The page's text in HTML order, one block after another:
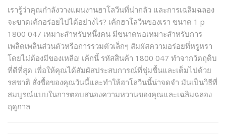
เรารู้ว่าคุณกำลังวางแผนงานฮาโลวีนที่น่ากลัว และการเฉลิมฉลอง
จะขาดเค้กอร่อยไปได้อย่างไร? เค้กฮาโลวีนของเรา ขนาด 1 p
1800 047 เหมาะสำหรับหนึ่งคน มีขนาดพอเหมาะสำหรับการ
เพลิดเพลินส่วนตัวหรือการรวมตัวเล็กๆ สัมผัสความอร่อยที่หรูหรา
โดยไม่ต้องมีของเหลือ! เค้กนี้ รหัสสินค้า 1800 047 ทำจากวัตถุดิบ
ที่ดีที่สุด เพื่อให้คุณได้สัมผัสประสบการณ์ที่ชุ่มชื้นและเต็มไปด้วย
รสชาติ สั่งซื้อของคุณวันนี้และทำให้ฮาโลวีนนี้น่าจดจำ มันเป็นวิธีที่
สมบูรณ์แบบในการตอบสนองความหวานของคุณและเฉลิมฉลอง
ฤดูกาล